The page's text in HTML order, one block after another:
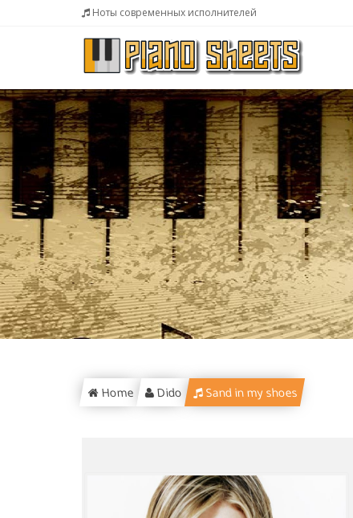
Ноты современных исполнителей
Home Dido Sand in my shoes